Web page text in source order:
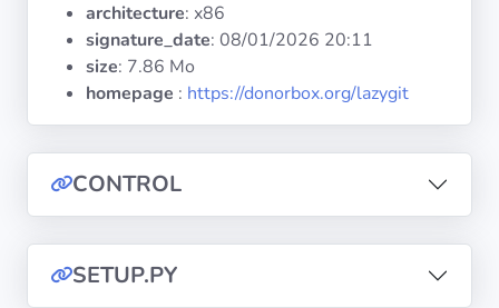
Documentation
architecture: x86
signature_date: 08/01/2026 20:11
size: 7.86 Mo
homepage : https://donorbox.org/lazygit
CONTROL
SETUP.PY